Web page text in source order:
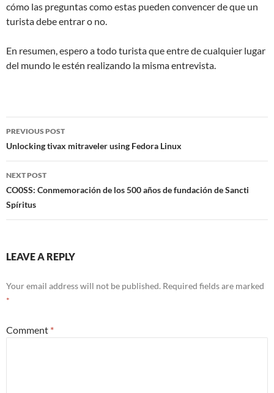
cómo las preguntas como estas pueden convencer de que un
turista debe entrar o no.
En resumen, espero a todo turista que entre de cualquier lugar
del mundo le estén realizando la misma entrevista.
Post
navigation
PREVIOUS POST
Unlocking tivax mitraveler using Fedora Linux
NEXT POST
CO0SS: Conmemoración de los 500 años de fundación de Sancti
Spíritus
LEAVE A REPLY
Your email address will not be published. Required fields are marked
*
Comment *